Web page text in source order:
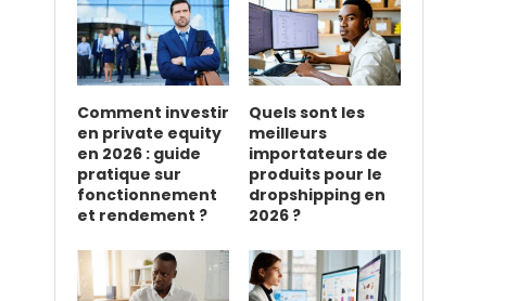
Comment investir
en private equity
en 2026 : guide
pratique sur
fonctionnement
et rendement ?
Quels sont les
meilleurs
importateurs de
produits pour le
dropshipping en
2026 ?